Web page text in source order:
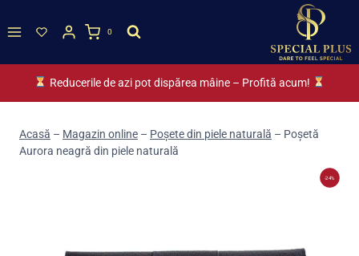
to
0
Reducerile de azi pot dispărea mâine – Profită acum!
Acasă – Magazin online – Poșete din piele naturală – Poșetă
Aurora neagră din piele naturală
-24%